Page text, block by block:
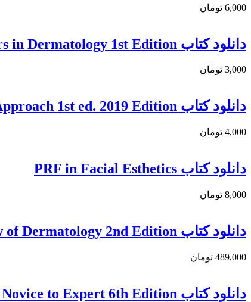
6,000 تومان
دانلود كتاب Updates on Lasers in Dermatology 1st Edition
3,000 تومان
دانلود کتاب FUE Hair Transplantation: A Minimally Invasive Approach 1st ed. 2019 Edition
4,000 تومان
دانلود کتاب PRF in Facial Esthetics
8,000 تومان
دانلود كتاب Review of Dermatology 2nd Edition
489,000 تومان
دانلود کتاب Acute and Chronic Wounds: Intraprofessionals from Novice to Expert 6th Edition